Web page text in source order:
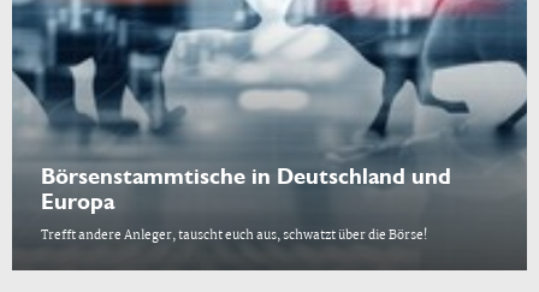
Börsenstammtische in Deutschland und
Europa
Trefft andere Anleger, tauscht euch aus, schwatzt über die Börse!